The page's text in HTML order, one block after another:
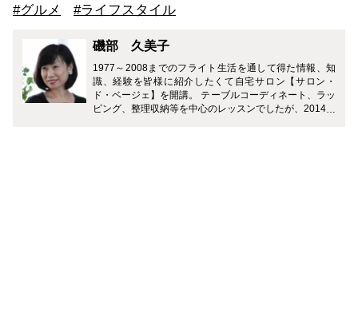
#グルメ #ライフスタイル
磯部 久美子
1977～2008までのフライト生活を通して得た情報、知
識、経験を皆様に紹介したくて自宅サロン【サロン・
ド・ベージェ】を開講。 テーブルコーディネート、ラッ
ピング、整理収納等を中心のレッスンでしたが、2014年